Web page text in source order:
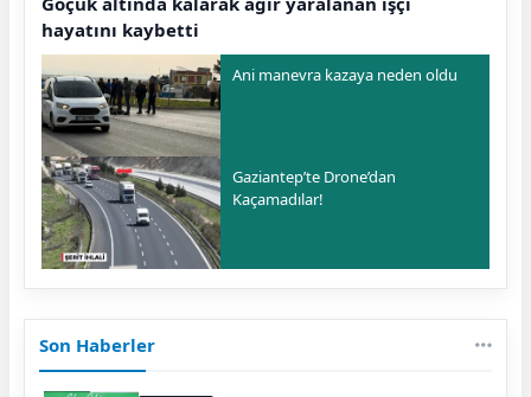
hayatını kaybetti
Ani manevra kazaya neden oldu
Gaziantep’te Drone’dan
Kaçamadılar!
Son Haberler